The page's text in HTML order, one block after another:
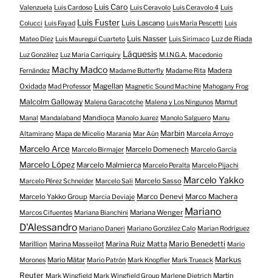
Valenzuela Luis Cardoso Luis Caro Luis Ceravolo Luis Ceravolo 4 Luis
Colucci Luis Fayad Luis Fuster Luis Lascano Luis María Pescetti Luis
Mateo Díez Luis Mauregui Cuarteto Luis Nasser Luis Sirimaco Luz de Riada
Luz González Luz Maria Carriquiry Láquesis M.I.N.G.A. Macedonio
Fernández Machy Madco Madame Butterfly Madame Rita Madera
Oxidada Mad Professor Magellan Magnetic Sound Machine Mahogany Frog
Malcolm Galloway Malena Garacotche Malena y Los Ningunos Mamut
Manal Mandalaband Mandioca Manolo Juarez Manolo Salguero Manu
Altamirano Mapa de Micelio Marania Mar Aún Marbin Marcela Arroyo
Marcelo Arce Marcelo Birmajer Marcelo Domenech Marcelo García
Marcelo López Marcelo Malmierca Marcelo Peralta Marcelo Pijachi
Marcelo Pérez Schneider Marcelo Sali Marcelo Sasso Marcelo Yakko
Marcelo Yakko Group Marcia Deviaje Marco Denevi Marco Machera
Marcos Cifuentes Mariana Bianchini Mariana Wenger Mariano
D'Alessandro Mariano Daneri Mariano González Calo Marian Rodríguez
Marillion Marina Masseilot Marina Ruiz Matta Mario Benedetti Mario
Morones Mario Mátar Mario Patrón Mark Knopfler Mark Trueack Markus
Reuter Mark Wingfield Mark Wingfield Group Marlene Dietrich Martin